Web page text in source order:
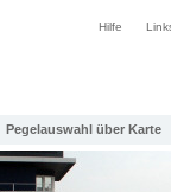
Hilfe
Pegelauswahl über Karte